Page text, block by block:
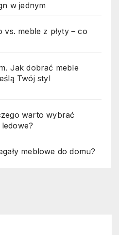
w jednym
vs. meble z płyty – co
Jak dobrać meble
Twój styl
warto wybrać
meblowe do domu?